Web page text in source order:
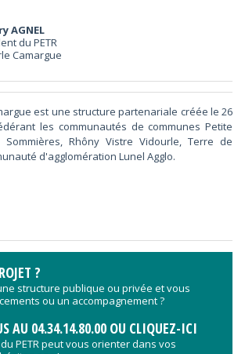
AGNEL
du PETR
Camargue
est une structure partenariale créée le 26
les communautés de communes Petite
Sommières, Rhôny Vistre Vidourle, Terre de
d'agglomération Lunel Agglo.
?
structure publique ou privée et vous
ou un accompagnement ?
AU 04.34.14.80.00 OU CLIQUEZ-ICI
PETR peut vous orienter dans vos